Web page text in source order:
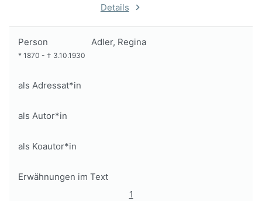
Details
Person Adler, Regina
* 1870 - † 3.10.1930
als Adressat*in
als Autor*in
als Koautor*in
Erwähnungen im Text
1